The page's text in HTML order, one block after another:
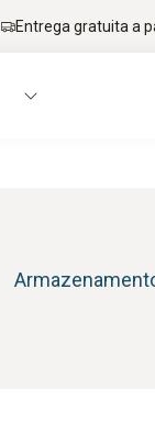
Entrega gratuita a